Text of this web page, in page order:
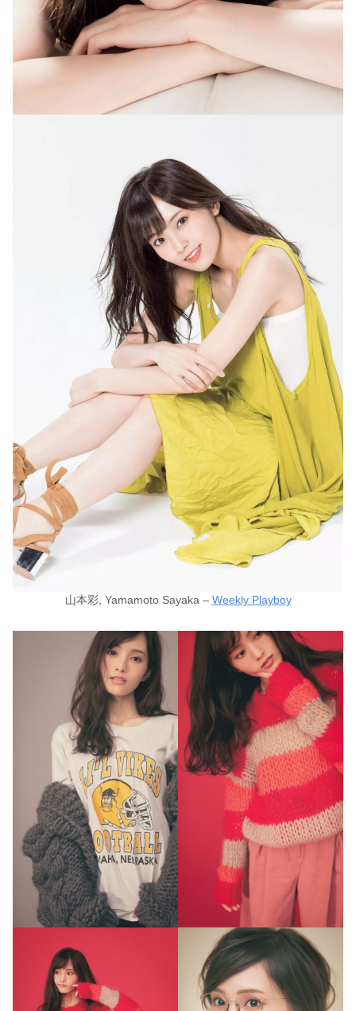
山本彩, Yamamoto Sayaka – Weekly Playboy